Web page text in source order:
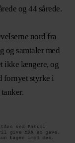
og 44 sårede.
nord fra
og samtaler med
ikke længere, og
fornyet styrke i